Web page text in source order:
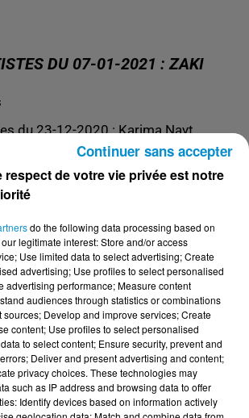
DU 07-01-2021 : ZAKI
respect de votre vie privée est notre
do the following data processing based on
legitimate interest: Store and/or access
Use limited data to select advertising; Create
advertising; Use profiles to select personalised
advertising performance; Measure content
audiences through statistics or combinations
sources; Develop and improve services; Create
content; Use profiles to select personalised
to select content; Ensure security, prevent and
Deliver and present advertising and content;
privacy choices. These technologies may
such as IP address and browsing data to offer
Identify devices based on information actively
Continuer sans accepter